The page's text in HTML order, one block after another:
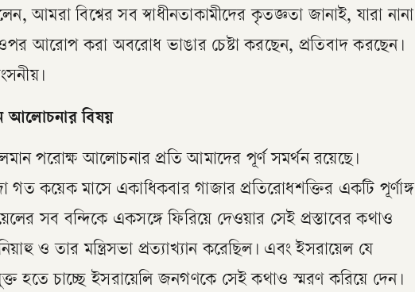
বিশ্বের সব স্বাধীনতাকামীদের কৃতজ্ঞতা জানাই, যারা নানা
আরোপ করা অবরোধ ভাঙার চেষ্টা করছেন, প্রতিবাদ করছেন।
আলোচনার বিষয়
পরোক্ষ আলোচনার প্রতি আমাদের পূর্ণ সমর্থন রয়েছে।
কয়েক মাসে একাধিকবার গাজার প্রতিরোধশক্তির একটি পূর্ণাঙ্গ
সব বন্দিকে একসঙ্গে ফিরিয়ে দেওয়ার সেই প্রস্তাবের কথাও
ও তার মন্ত্রিসভা প্রত্যাখ্যান করেছিল। এবং ইসরায়েল যে
হতে চাচ্ছে ইসরায়েলি জনগণকে সেই কথাও স্মরণ করিয়ে দেন।